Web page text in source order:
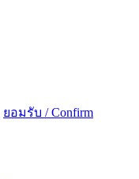
ยอมรับ / Confirm